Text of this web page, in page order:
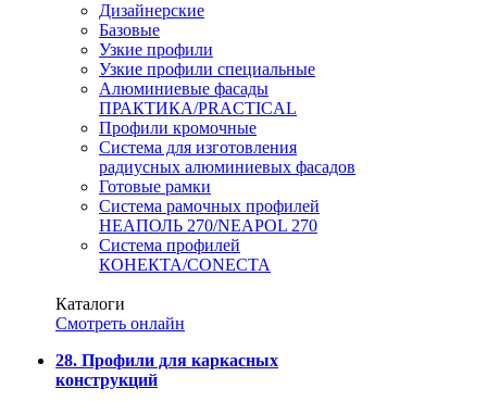
Дизайнерские
Базовые
Узкие профили
Узкие профили специальные
Алюминиевые фасады
ПРАКТИКА/PRACTICAL
Профили кромочные
Система для изготовления
радиусных алюминиевых фасадов
Готовые рамки
Система рамочных профилей
НЕАПОЛЬ 270/NEAPOL 270
Система профилей
КОНЕКТА/CONECTA
Каталоги
Смотреть онлайн
28. Профили для каркасных
конструкций